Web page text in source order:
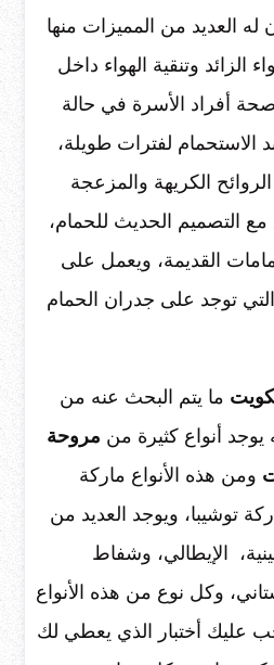
العديد من المميزات منها
الزائد وتنقية الهواء داخل
أفراد الأسرة في حالة
الاستحمام لفترات طويلة،
الكريهة والمزعجة
التصميم الحديث للحمام،
القديمة، ويعمل على
توجد على جدران الحمام
ما يتم البحث عنه من
أنواع كثيرة من مروحة
ومن هذه الأنواع ماركة
توشيبا، ويوجد العديد من
الإيطالي، وشفاط
وكل نوع من هذه الأنواع
عليك أختبار الذي يعطي لك